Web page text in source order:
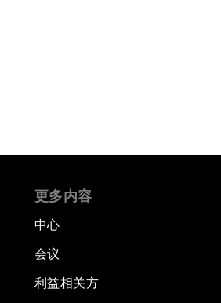
更多内容
中心
会议
利益相关方